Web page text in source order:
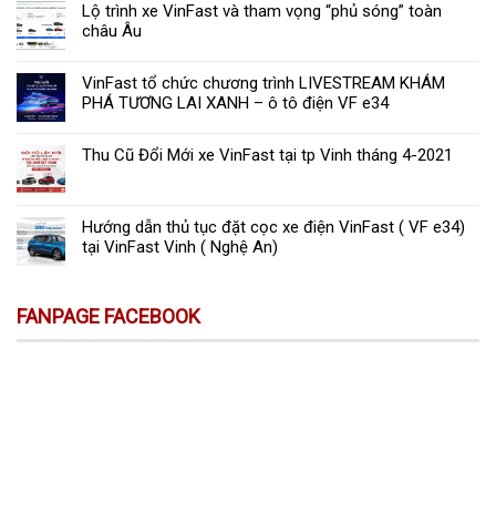
thuật
Lộ trình xe VinFast và tham vọng “phủ sóng” toàn
châu Âu
VinFast tổ chức chương trình LIVESTREAM KHÁM
PHÁ TƯƠNG LAI XANH – ô tô điện VF e34
Thu Cũ Đổi Mới xe VinFast tại tp Vinh tháng 4-2021
Hướng dẫn thủ tục đặt cọc xe điện VinFast ( VF e34)
tại VinFast Vinh ( Nghệ An)
FANPAGE FACEBOOK